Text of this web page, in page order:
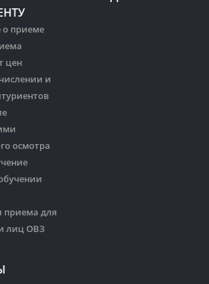
приеме
цен
и
осмотра
приема для
лиц ОВЗ